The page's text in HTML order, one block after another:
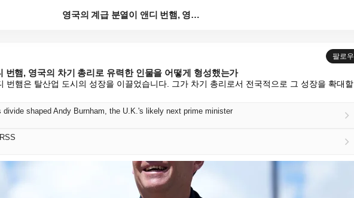
영국의 계급 분열이 앤디 번햄, 영국의 차기 총리로 유...
팔로우
번햄, 영국의 차기 총리로 유력한 인물을 어떻게 형성했는가
번햄은 탈산업 도시의 성장을 이끌었습니다. 그가 차기 총리로서 전국적으로 그 성장을 확대할
divide shaped Andy Burnham, the U.K.'s likely next prime minister